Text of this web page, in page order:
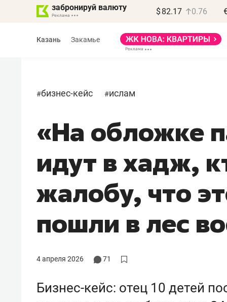
забронируй валюту $ 82.17 0.76
Казань Закамье
#бизнес-кейс #ислам
«На обложке
идут в хадж,
жалобу, что
пошли в лес
4 апреля 2026 71
Бизнес-кейс: отец 10 детей
Василь Мазитов
МАРТ
«Не зная местных
правил, бизнес может
потерять минимум
полгода»
Как бизнесу выйти на зарубежные